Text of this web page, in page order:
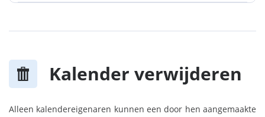
Kalender verwijderen
Alleen kalendereigenaren kunnen een door hen aangemaakte